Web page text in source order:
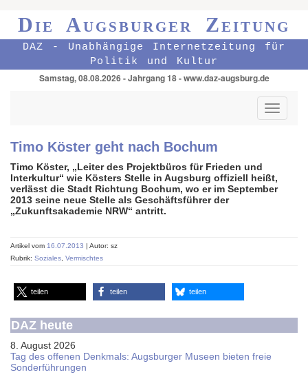
Die Augsburger Zeitung
DAZ - Unabhängige Internetzeitung für
Politik und Kultur
Samstag, 08.08.2026 - Jahrgang 18 - www.daz-augsburg.de
Toggle
Timo Köster geht nach Bochum
Timo Köster, „Leiter des Projektbüros für Frieden und
Interkultur“ wie Kösters Stelle in Augsburg offiziell heißt,
verlässt die Stadt Richtung Bochum, wo er im September
2013 seine neue Stelle als Geschäftsführer der
„Zukunftsakademie NRW“ antritt.
Artikel vom 16.07.2013 | Autor: sz
Rubrik: Soziales Vermischtes
teilen teilen teilen
DAZ heute
8. August 2026
Tag des offenen Denkmals: Augsburger Museen bieten freie
Sonderführungen